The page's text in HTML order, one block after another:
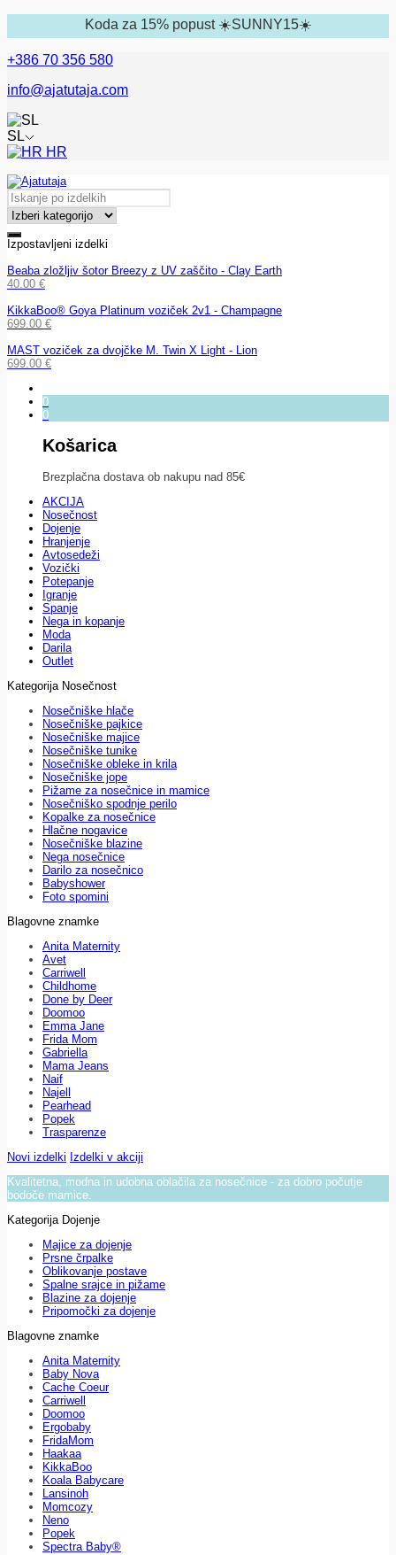
Koda za 15% popust ☀️SUNNY15☀️
+386 70 356 580
info@ajatutaja.com
SL
HR
Izpostavljeni izdelki
Beaba zložljiv šotor Breezy z UV zaščito - Clay Earth
40.00 €
KikkaBoo® Goya Platinum voziček 2v1 - Champagne
699.00 €
MAST voziček za dvojčke M. Twin X Light - Lion
699.00 €
0
0
Košarica
Brezplačna dostava ob nakupu nad 85€
AKCIJA
Nosečnost
Dojenje
Hranjenje
Avtosedeži
Vozički
Potepanje
Igranje
Spanje
Nega in kopanje
Moda
Darila
Outlet
Kategorija Nosečnost
Nosečniške hlače
Nosečniške pajkice
Nosečniške majice
Nosečniške tunike
Nosečniške obleke in krila
Nosečniške jope
Pižame za nosečnice in mamice
Nosečniško spodnje perilo
Kopalke za nosečnice
Hlačne nogavice
Nosečniške blazine
Nega nosečnice
Darilo za nosečnico
Babyshower
Foto spomini
Blagovne znamke
Anita Maternity
Avet
Carriwell
Childhome
Done by Deer
Doomoo
Emma Jane
Frida Mom
Gabriella
Mama Jeans
Naif
Najell
Pearhead
Popek
Trasparenze
Novi izdelki Izdelki v akciji
Kvalitetna, modna in udobna oblačila za nosečnice - za dobro počutje
bodoče mamice.
Kategorija Dojenje
Majice za dojenje
Prsne črpalke
Oblikovanje postave
Spalne srajce in pižame
Blazine za dojenje
Pripomočki za dojenje
Blagovne znamke
Anita Maternity
Baby Nova
Cache Coeur
Carriwell
Doomoo
Ergobaby
FridaMom
Haakaa
KikkaBoo
Koala Babycare
Lansinoh
Momcozy
Neno
Popek
Spectra Baby®